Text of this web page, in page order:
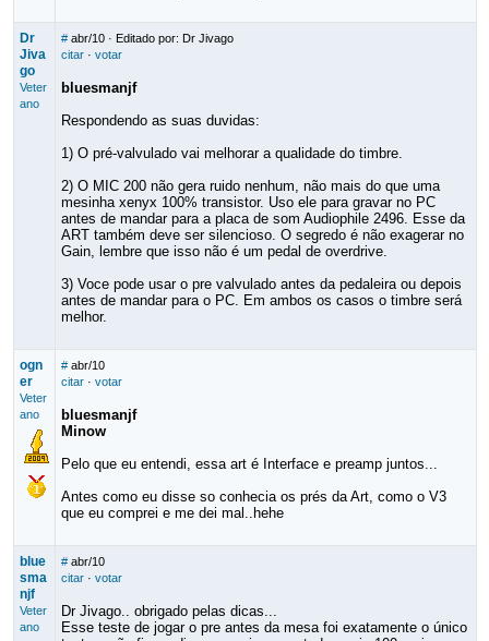
Dr
Jiva
go
Veter
ano
# abr/10· Editado por: Dr Jivago
citar· votar
bluesmanjf
Respondendo as suas duvidas:
1) O pré-valvulado vai melhorar a qualidade do timbre.
2) O MIC 200 não gera ruido nenhum, não mais do que uma
mesinha xenyx 100% transistor. Uso ele para gravar no PC
antes de mandar para a placa de som Audiophile 2496. Esse da
ART também deve ser silencioso. O segredo é não exagerar no
Gain, lembre que isso não é um pedal de overdrive.
3) Voce pode usar o pre valvulado antes da pedaleira ou depois
antes de mandar para o PC. Em ambos os casos o timbre será
melhor.
ogn
er
Veter
ano
# abr/10
citar· votar
bluesmanjf
Minow
Pelo que eu entendi, essa art é Interface e preamp juntos...
Antes como eu disse so conhecia os prés da Art, como o V3
que eu comprei e me dei mal..hehe
blue
sma
njf
Veter
ano
# abr/10
citar· votar
Dr Jivago.. obrigado pelas dicas...
Esse teste de jogar o pre antes da mesa foi exatamente o único